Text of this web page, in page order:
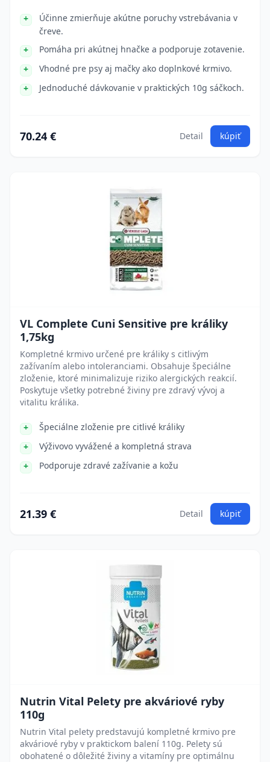
Účinne zmierňuje akútne poruchy vstrebávania v
čreve.
Pomáha pri akútnej hnačke a podporuje zotavenie.
Vhodné pre psy aj mačky ako doplnkové krmivo.
Jednoduché dávkovanie v praktických 10g sáčkoch.
70.24 € Detail kúpiť
VL Complete Cuni Sensitive pre králiky
1,75kg
Kompletné krmivo určené pre králiky s citlivým
zažívaním alebo intoleranciami. Obsahuje špeciálne
zloženie, ktoré minimalizuje riziko alergických reakcií.
Poskytuje všetky potrebné živiny pre zdravý vývoj a
vitalitu králika.
Špeciálne zloženie pre citlivé králiky
Výživovo vyvážené a kompletná strava
Podporuje zdravé zažívanie a kožu
21.39 € Detail kúpiť
Nutrin Vital Pelety pre akváriové ryby
110g
Nutrin Vital pelety predstavujú kompletné krmivo pre
akváriové ryby v praktickom balení 110g. Pelety sú
obohatené o dôležité živiny a vitamíny pre optimálnu